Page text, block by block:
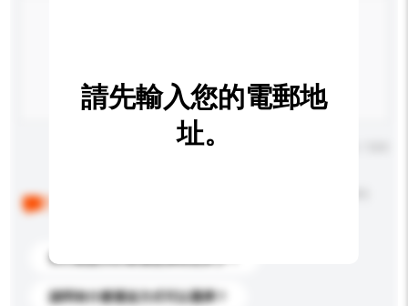
你們能提供的最優惠價格是多少？
請問有什麼運送方式可以選擇？
請先輸入您的電郵地
址。